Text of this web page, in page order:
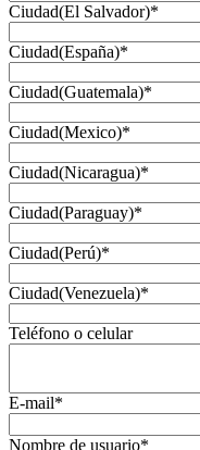
Ciudad(El Salvador)*
Ciudad(España)*
Ciudad(Guatemala)*
Ciudad(Mexico)*
Ciudad(Nicaragua)*
Ciudad(Paraguay)*
Ciudad(Perú)*
Ciudad(Venezuela)*
Teléfono o celular
E-mail*
Nombre de usuario*